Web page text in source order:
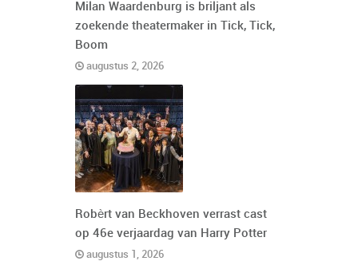
Milan Waardenburg is briljant als
zoekende theatermaker in Tick, Tick,
Boom
augustus 2, 2026
Robèrt van Beckhoven verrast cast
op 46e verjaardag van Harry Potter
augustus 1, 2026